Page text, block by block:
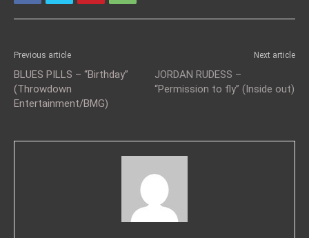
Previous article
BLUES PILLS – “Birthday”
(Throwdown
Entertainment/BMG)
Next article
JORDAN RUDESS –
“Permission to fly” (Inside out)